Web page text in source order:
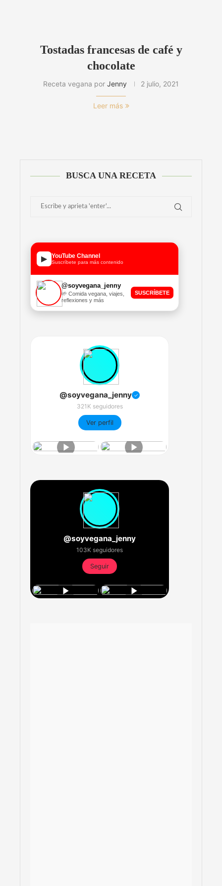
Tostadas francesas de café y
chocolate
Receta vegana por Jenny 2 julio, 2021
Leer más
BUSCA UNA RECETA
▶ YouTube Channel
Suscríbete para más contenido
@soyvegana_jenny
🌱 Comida vegana, viajes,
reflexiones y más
SUSCRÍBETE
@soyvegana_jenny ✓
321K seguidores
Ver perfil
@soyvegana_jenny
103K seguidores
Seguir